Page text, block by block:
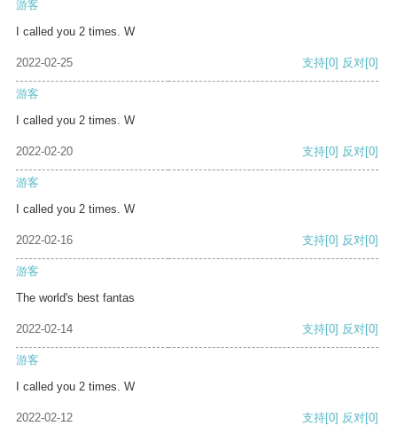
游客
I called you 2 times. W
2022-02-25 支持[0] 反对[0]
游客
I called you 2 times. W
2022-02-20 支持[0] 反对[0]
游客
I called you 2 times. W
2022-02-16 支持[0] 反对[0]
游客
The world's best fantas
2022-02-14 支持[0] 反对[0]
游客
I called you 2 times. W
2022-02-12 支持[0] 反对[0]